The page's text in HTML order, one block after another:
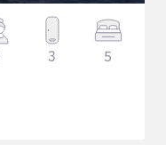
3 5